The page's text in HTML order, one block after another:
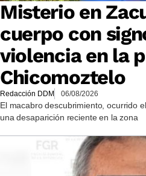
Misterio en
cuerpo con
violencia en la
Chicomoztelo
Redacción DDM 06/08/2026
El macabro descubrimiento, ocurrido
una desaparición reciente en la zona